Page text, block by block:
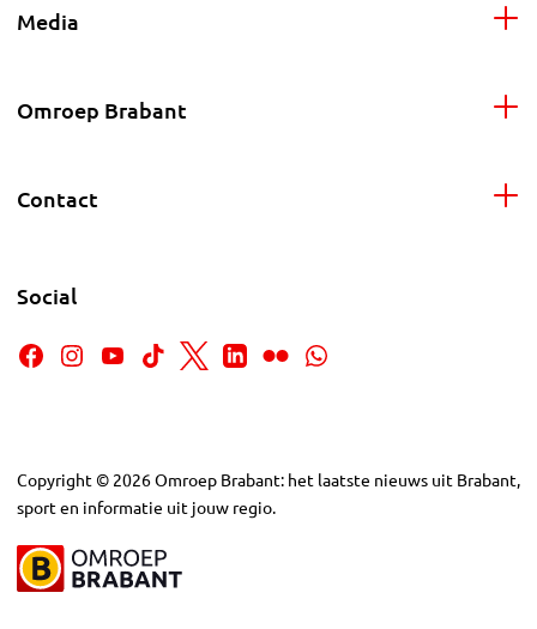
Media
Omroep Brabant
Contact
Social
Copyright © 2026Omroep Brabant: het laatste nieuws uit Brabant,
sport en informatie uit jouw regio.